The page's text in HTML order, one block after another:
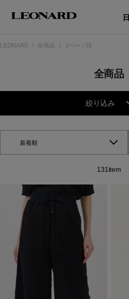
日
LEONARD 全商品 2ページ目
全商品
絞り込み
新着順
131item